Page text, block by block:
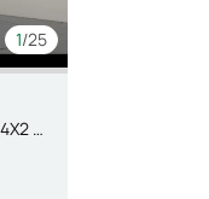
1/25
Extreme TCE 110kW (150CV) 4X2 EDC